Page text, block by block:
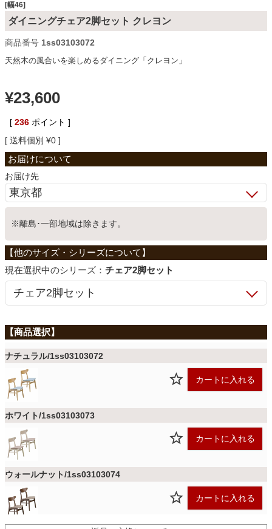
椅子・チェア
食器棚・キッチン収納
学習机
ホームオフィス
こたつ
ラグ
[幅46]
ダイニングチェア2脚セット クレヨン
商品番号 1ss03103072
天然木の風合いを楽しめるダイニング「クレヨン」
¥23,600
[ 236 ポイント ]
送料個別 ¥0
お届け先
※離島･一部地域は除きます。
シリーズ： チェア2脚セット
ナチュラル/1ss03103072
カートに入れる
ホワイト/1ss03103073
カートに入れる
ウォールナット/1ss03103074
カートに入れる